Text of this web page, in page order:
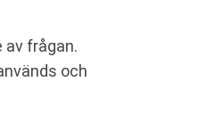
av frågan.
och